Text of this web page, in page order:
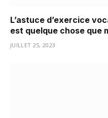
L’astuce d’exercice
est quelque chose que
JUILLET 25, 2023